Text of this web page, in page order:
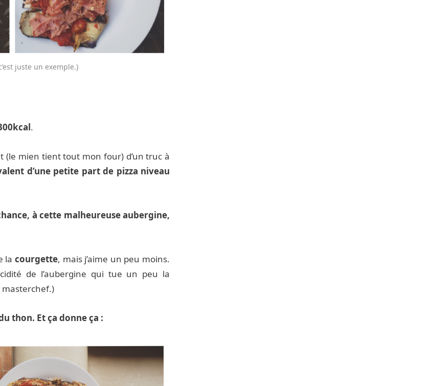
juste un exemple.)
.
(le mien tient tout mon four) d’un truc à
d’une petite part de pizza niveau
à cette malheureuse aubergine,
lacourgette, mais j’aime un peu moins.
de l’aubergine qui tue un peu la
masterchef.)
thon. Et ça donne ça :